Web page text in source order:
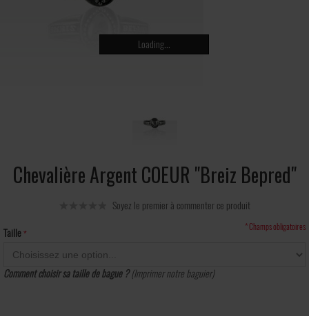
Loading...
Chevalière Argent COEUR "Breiz Bepred"
Soyez le premier à commenter ce produit
Taille
Comment choisir sa taille de bague ?(Imprimer notre baguier)
* Champs obligatoires